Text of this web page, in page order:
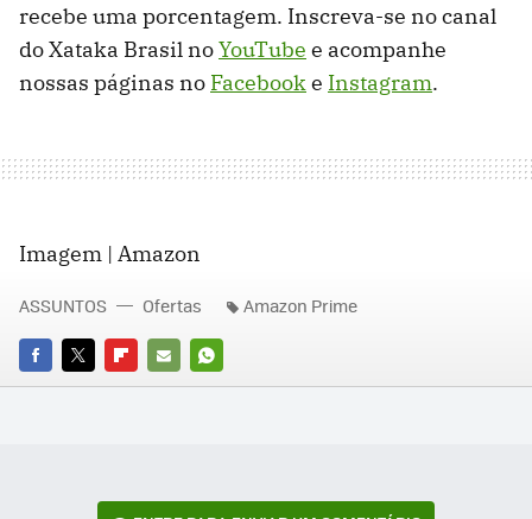
recebe uma porcentagem. Inscreva-se no canal
do Xataka Brasil noYouTube e acompanhe
nossas páginas no Facebooke Instagram.
Imagem | Amazon
FACEBOOK
TWITTERFLIPBOARD
E-
WHATSAPP
ASSUNTOS Ofertas Amazon Prime